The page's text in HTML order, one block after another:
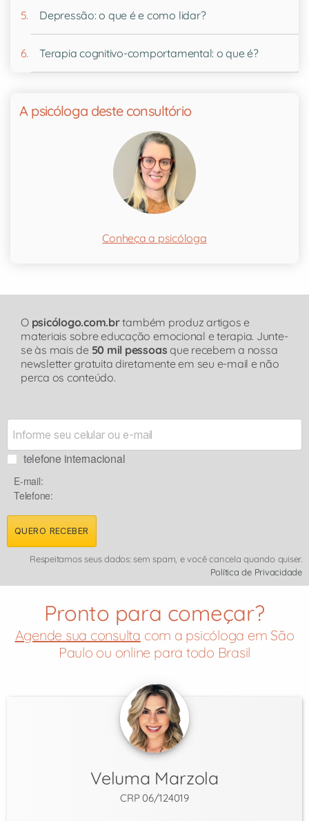
Depressão: o que é e como lidar?
Terapia cognitivo-comportamental: o que é?
A psicóloga deste consultório
Conheça a psicóloga
O psicólogo.com.brtambém produz artigos e
materiais sobre educação emocional e terapia. Junte-
se às mais de 50 mil pessoas que recebem a nossa
newsletter gratuita diretamente em seu e-mail e não
perca os conteúdo.
telefone internacional
E-mail:
Telefone:
QUERO RECEBER
Respeitamos seus dados: sem spam, e você cancela quando quiser.
Política de Privacidade
Pronto para começar?
Agende sua consulta com a psicóloga em São
Paulo ou online para todo Brasil
Veluma Marzola
CRP 06/124019